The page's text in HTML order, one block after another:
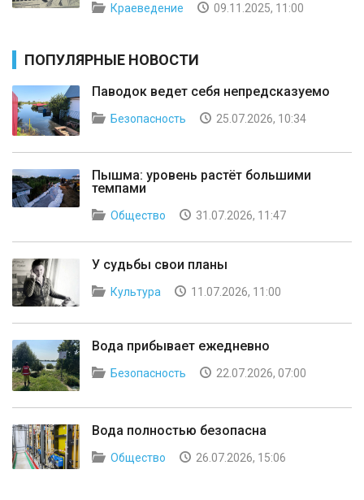
Краеведение 09.11.2025, 11:00
ПОПУЛЯРНЫЕ НОВОСТИ
Паводок ведет себя непредсказуемо
Безопасность 25.07.2026, 10:34
Пышма: уровень растёт большими
темпами
Общество 31.07.2026, 11:47
У судьбы свои планы
Культура 11.07.2026, 11:00
Вода прибывает ежедневно
Безопасность 22.07.2026, 07:00
Вода полностью безопасна
Общество 26.07.2026, 15:06